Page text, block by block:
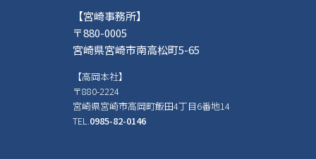
【宮崎事務所】
〒880-0005
宮崎県宮崎市南高松町5-65
【高岡本社】
〒880-2224
宮崎県宮崎市高岡町飯田4丁目6番地14
TEL. 0985-82-0146